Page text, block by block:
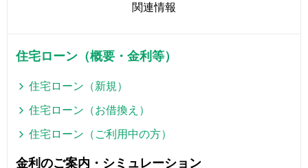
関連情報
住宅ローン（概要・金利等）
住宅ローン（新規）
住宅ローン（お借換え）
住宅ローン（ご利用中の方）
金利のご案内・シミュレーション